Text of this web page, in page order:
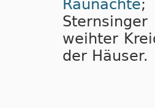
Rau­nächte;
weih­ter
der Häu­ser.